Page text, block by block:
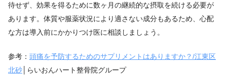
待せず、効果を得るために数ヶ月の継続的な摂取を続ける必要が
あります。体質や服薬状況により適さない成分もあるため、心配
な方は導入前にかかりつけ医に相談しましょう。
参考： 頭痛を予防するためのサプリメントはありますか？/江東区
北砂 │らいおんハート整骨院グループ